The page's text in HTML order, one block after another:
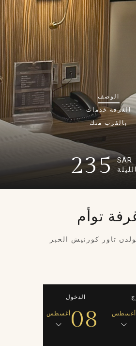
الوصف
الغرفةخدمات
بالقرب منك
235
SAR
توأم
تاور كورنيش الخبر
الدخول
08 أغسطس أغسطس